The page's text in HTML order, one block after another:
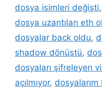
dosya isimleri değişti,
dosya uzantıları eth
dosyalar back oldu,
shadow dönüştü,
dosyaları şifreleyen
açılmıyor, dosyalarım